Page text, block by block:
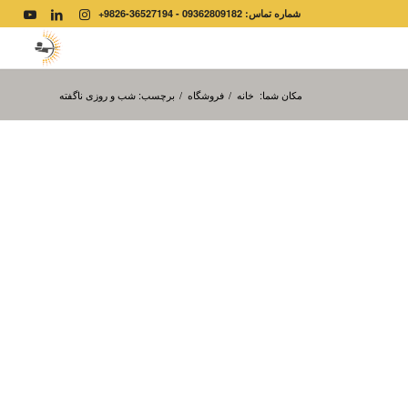
شماره تماس: 09362809182 - 36527194-9826+
مکان شما: خانه / فروشگاه / برچسب: شب و روزی ناگفته